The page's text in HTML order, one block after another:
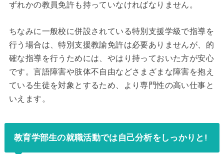
ずれかの教員免許も持っていなければなりません。
ちなみに一般校に併設されている特別支援学級で指導を
行う場合は、特別支援教諭免許は必要ありませんが、的
確な指導を行うためには、やはり持っておいた方が安心
です。言語障害や肢体不自由などさまざまな障害を抱え
ている生徒を対象とするため、より専門性の高い仕事と
いえます。
教育学部生の就職活動では自己分析をしっかりと!